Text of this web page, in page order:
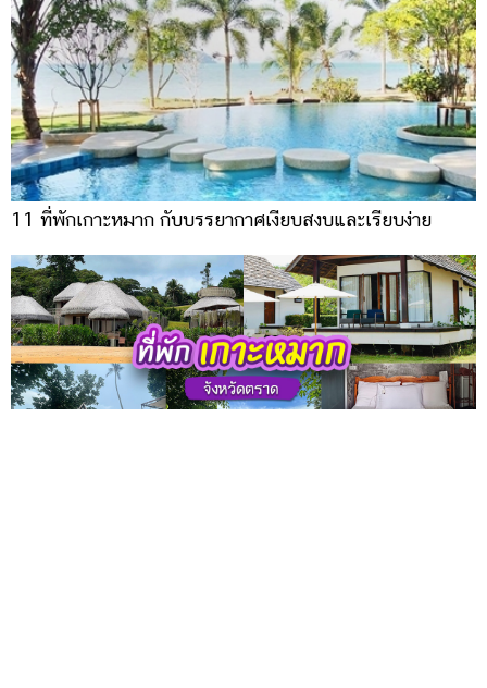
11 ที่พักเกาะหมาก กับบรรยากาศเงียบสงบและเรียบง่าย